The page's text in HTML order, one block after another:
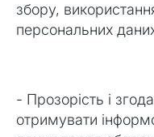
збору,
персональних
- Прозорість і
отримувати